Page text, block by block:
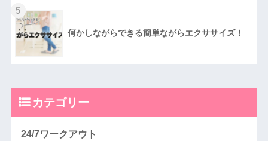
5
何かしながらできる簡単ながらエクササイズ！
カテゴリー
24/7ワークアウト